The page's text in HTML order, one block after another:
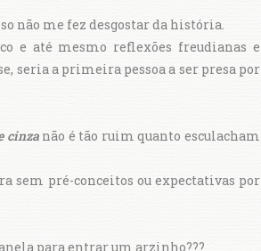
não me fez desgostar da história.
e até mesmo reflexões freudianas e
seria a primeira pessoa a ser presa por
cinzanão é tão ruim quanto esculacham
sem pré-conceitos ou expectativas por
para entrar um arzinho???